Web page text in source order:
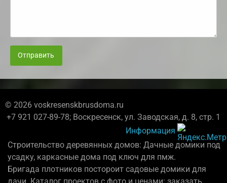
Отправить
© 2026 voskresenskbrusdoma.ru
+7 921 027-89-78; Воскресенск, ул. Заводская, д. 8, стр. 1
Информация
Строительство деревянных домов: Дачные домики под
усадку, каркасные дома под ключ для пмж.
Бригада плотников постороит садовые домики для